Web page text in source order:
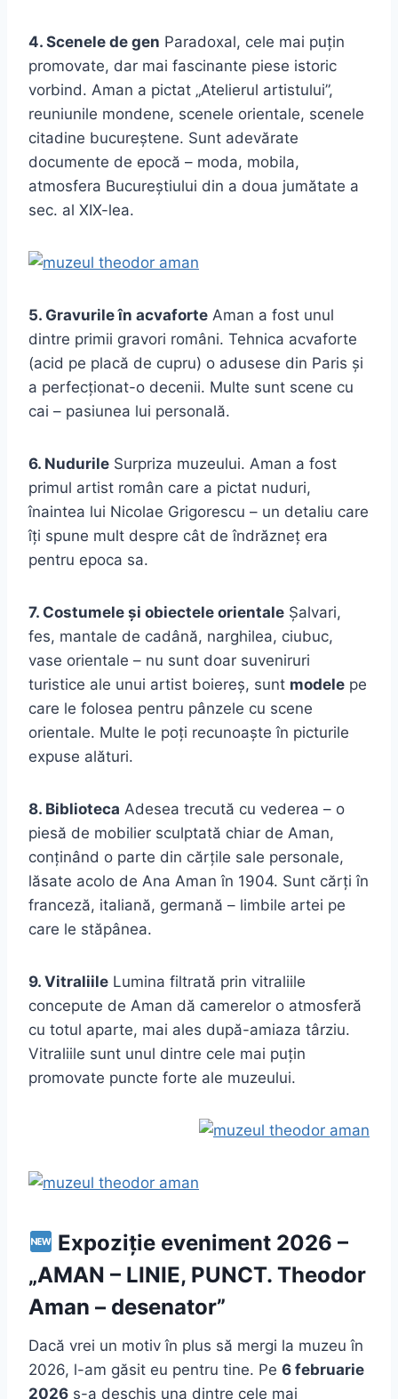
4. Scenele de gen Paradoxal, cele mai puțin
promovate, dar mai fascinante piese istoric
vorbind. Aman a pictat „Atelierul artistului”,
reuniunile mondene, scenele orientale, scenele
citadine bucureștene. Sunt adevărate
documente de epocă – moda, mobila,
atmosfera Bucureștiului din a doua jumătate a
sec. al XIX-lea.
5. Gravurile în acvaforte Aman a fost unul
dintre primii gravori români. Tehnica acvaforte
(acid pe placă de cupru) o adusese din Paris și
a perfecționat-o decenii. Multe sunt scene cu
cai – pasiunea lui personală.
6. Nudurile Surpriza muzeului. Aman a fost
primul artist român care a pictat nuduri,
înaintea lui Nicolae Grigorescu – un detaliu care
îți spune mult despre cât de îndrăzneț era
pentru epoca sa.
7. Costumele și obiectele orientale Șalvari,
fes, mantale de cadână, narghilea, ciubuc,
vase orientale – nu sunt doar suveniruri
turistice ale unui artist boiereș, sunt modele pe
care le folosea pentru pânzele cu scene
orientale. Multe le poți recunoaște în picturile
expuse alături.
8. Biblioteca Adesea trecută cu vederea – o
piesă de mobilier sculptată chiar de Aman,
conținând o parte din cărțile sale personale,
lăsate acolo de Ana Aman în 1904. Sunt cărți în
franceză, italiană, germană – limbile artei pe
care le stăpânea.
9. Vitraliile Lumina filtrată prin vitraliile
concepute de Aman dă camerelor o atmosferă
cu totul aparte, mai ales după-amiaza târziu.
Vitraliile sunt unul dintre cele mai puțin
promovate puncte forte ale muzeului.
Expoziție eveniment 2026 –
„AMAN – LINIE, PUNCT. Theodor
Aman – desenator”
Dacă vrei un motiv în plus să mergi la muzeu în
2026, l-am găsit eu pentru tine. Pe 6 februarie
2026 s-a deschis una dintre cele mai